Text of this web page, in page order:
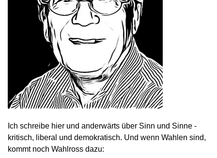
Ich schreibe hier und anderwärts über Sinn und Sinne -
kritisch, liberal und demokratisch. Und wenn Wahlen sind,
kommt noch Wahlross dazu: